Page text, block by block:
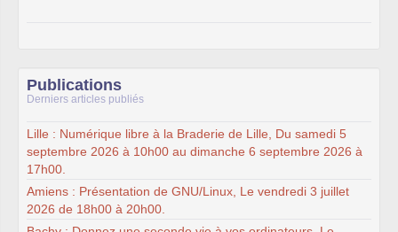
Publications
Derniers articles publiés
Lille : Numérique libre à la Braderie de Lille, Du samedi 5
septembre 2026 à 10h00 au dimanche 6 septembre 2026 à
17h00.
Amiens : Présentation de GNU/Linux, Le vendredi 3 juillet
2026 de 18h00 à 20h00.